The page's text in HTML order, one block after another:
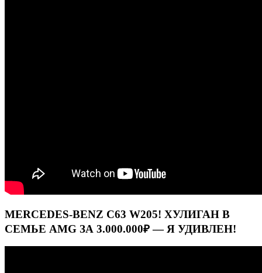
MERCEDES-BENZ C63 W205! ХУЛИГАН В
СЕМЬЕ AMG ЗА 3.000.000₽ — Я УДИВЛЕН!